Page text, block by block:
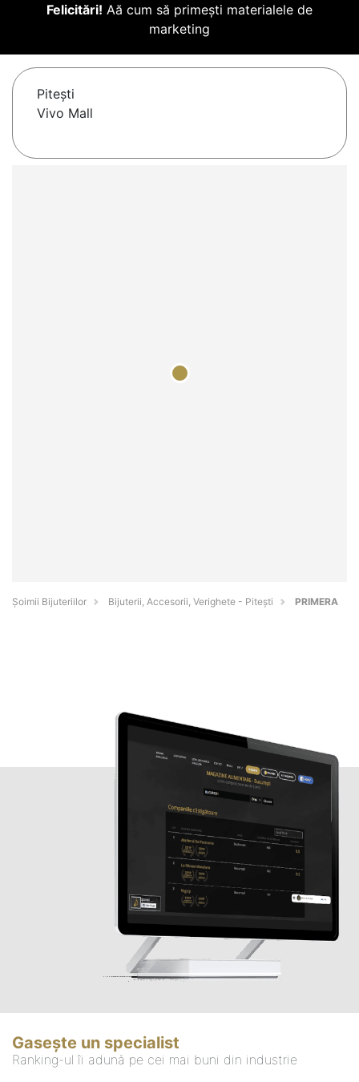
Felicitări! Aă cum să primești materialele de
marketing
Piteşti
Vivo Mall
Şoimii Bijuteriilor Bijuterii, Accesorii, Verighete - Piteşti PRIMERA
Gasește un specialist
Ranking-ul îi adună pe cei mai buni din industrie